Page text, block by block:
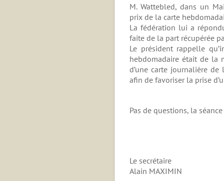
M. Wattebled, dans un
prix de la carte
La fédération lui a
faite de la part récupérée
Le président rappelle
hebdomadaire était de la
d’une carte journalière de
afin de favoriser la prise
Pas de questions, la
Le secrétaire
Alain